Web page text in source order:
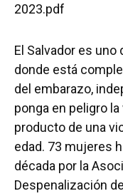
2023.pdf
El Salvador es
donde está
del embarazo,
ponga en peligro
producto de una
edad. 73 mujeres
década por la
Despenalización